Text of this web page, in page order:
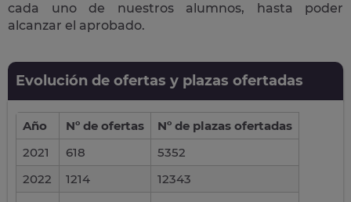
cada uno de nuestros alumnos, hasta poder
alcanzar el aprobado.
Evolución de ofertas y plazas ofertadas
Año Nº de ofertas
Nº de plazas ofertadas
2021
618
5352
2022
1214
12343